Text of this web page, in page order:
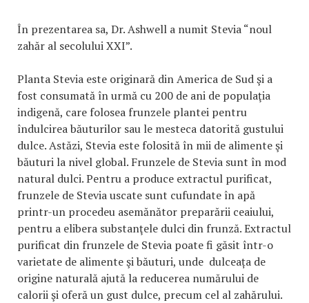
În prezentarea sa, Dr. Ashwell a numit Stevia “noul
zahăr al secolului XXI”.
Planta Stevia este originară din America de Sud şi a
fost consumată în urmă cu 200 de ani de populaţia
indigenă, care folosea frunzele plantei pentru
îndulcirea băuturilor sau le mesteca datorită gustului
dulce. Astăzi, Stevia este folosită în mii de alimente şi
băuturi la nivel global. Frunzele de Stevia sunt în mod
natural dulci. Pentru a produce extractul purificat,
frunzele de Stevia uscate sunt cufundate în apă
printr-un procedeu asemănător preparării ceaiului,
pentru a elibera substanţele dulci din frunză. Extractul
purificat din frunzele de Stevia poate fi găsit într-o
varietate de alimente şi băuturi, unde dulceața de
origine naturală ajută la reducerea numărului de
calorii şi oferă un gust dulce, precum cel al zahărului.